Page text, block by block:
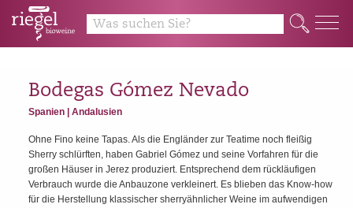
Q
Bodegas Gómez Nevado
Spanien | Andalusien
Ohne Fino keine Tapas. Als die Engländer zur Teatime noch fleißig
Sherry schlürften, haben Gabriel Gómez und seine Vorfahren für die
großen Häuser in Jerez produziert. Entsprechend dem rückläufigen
Verbrauch wurde die Anbauzone verkleinert. Es blieben das Know-how
für die Herstellung klassischer sherryähnlicher Weine im aufwendigen